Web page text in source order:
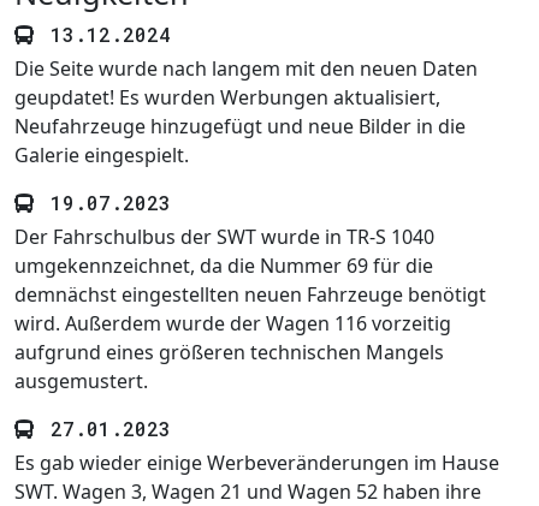
13.12.2024
Die Seite wurde nach langem mit den neuen Daten
geupdatet! Es wurden Werbungen aktualisiert,
Neufahrzeuge hinzugefügt und neue Bilder in die
Galerie eingespielt.
19.07.2023
Der Fahrschulbus der SWT wurde in TR-S 1040
umgekennzeichnet, da die Nummer 69 für die
demnächst eingestellten neuen Fahrzeuge benötigt
wird. Außerdem wurde der Wagen 116 vorzeitig
aufgrund eines größeren technischen Mangels
ausgemustert.
27.01.2023
Es gab wieder einige Werbeveränderungen im Hause
SWT. Wagen 3, Wagen 21 und Wagen 52 haben ihre